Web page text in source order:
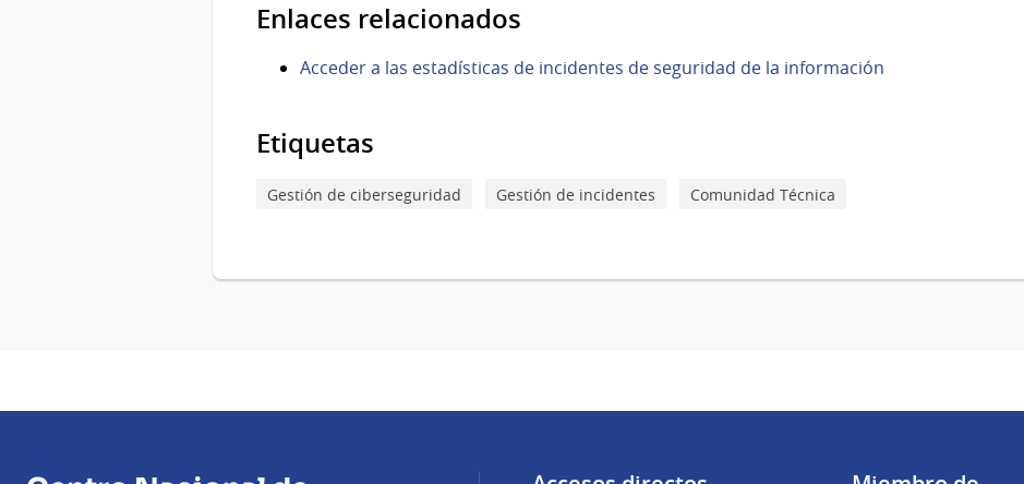
Enlaces relacionados
Acceder a las estadísticas de incidentes de seguridad de la información
Etiquetas
Gestión de ciberseguridad Gestión de incidentes Comunidad Técnica